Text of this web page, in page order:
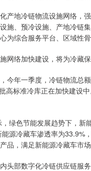
产地冷链物流设施网络，
施、预冷设施、产地冷链
为综合服务平台、区域性
网络加快建设，将为冷藏
今年一季度，冷链物流总
高标准冷库正在加快建设
绿色节能发展趋势下，
源冷藏车渗透率为33.9%
品，满足新能源冷藏车市场
头部数字化冷链供应链服